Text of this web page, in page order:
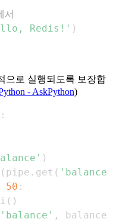
서
Redis!' )
으로 실행되도록 보장합
- AskPython)
:
)
( pipe . get ( 'balance'
50 :
( )
'balance' ,
balance